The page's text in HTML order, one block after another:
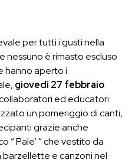
per tutti i gusti nella
nessuno è rimasto escluso
hanno aperto i
giovedì 27 febbraio
ed educatori
un pomeriggio di canti,
grazie anche
” Pale’ ” che vestito da
e canzoni nel